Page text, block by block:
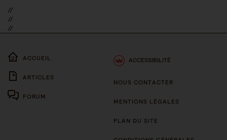
//
//
//
ACCUEIL
ARTICLES
FORUM
ACCESSIBILITÉ
NOUS CONTACTER
MENTIONS LÉGALES
PLAN DU SITE